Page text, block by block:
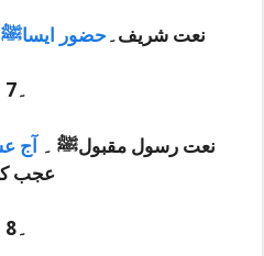
نعت شریف۔حضور ایساﷺ
7۔
نعت رسول مقبولﷺ ۔آج
عجب
8۔